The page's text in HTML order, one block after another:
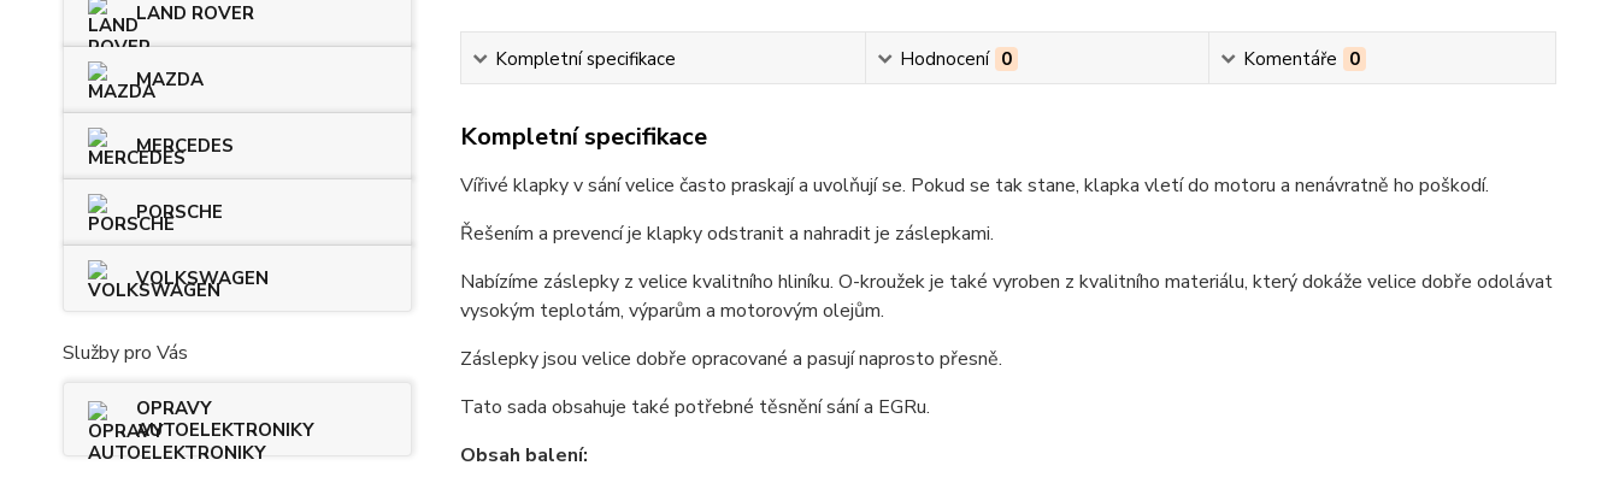
LAND ROVER
MAZDA
MERCEDES
PORSCHE
VOLKSWAGEN
Služby pro Vás
OPRAVY
AUTOELEKTRONIKY
Kompletní specifikace Hodnocení 0 Komentáře 0
Kompletní specifikace
Vířivé klapky v sání velice často praskají a uvolňují se. Pokud se tak stane, klapka vletí do motoru a nenávratně ho poškodí.
Řešením a prevencí je klapky odstranit a nahradit je záslepkami.
Nabízíme záslepky z velice kvalitního hliníku. O-kroužek je také vyroben z kvalitního materiálu, který dokáže velice dobře odolávat
vysokým teplotám, výparům a motorovým olejům.
Záslepky jsou velice dobře opracované a pasují naprosto přesně.
Tato sada obsahuje také potřebné těsnění sání a EGRu.
Obsah balení: